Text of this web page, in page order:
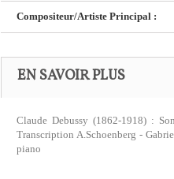
Compositeur/Artiste Principal :
EN SAVOIR PLUS
Claude Debussy (1862-1918) :
Transcription A.Schoenberg -
piano